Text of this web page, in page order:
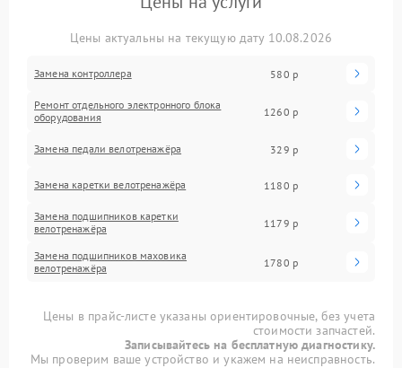
Цены актуальны на текущую дату 10.08.2026
Замена контроллера 580 р
Ремонт отдельного электронного блока
оборудования
1260 р
Замена педали велотренажёра 329 р
Замена каретки велотренажёра 1180 р
Замена подшипников каретки
велотренажёра
1179 р
Замена подшипников маховика
велотренажёра
1780 р
Цены в прайс-листе указаны ориентировочные, без учета
стоимости запчастей.
Записывайтесь на бесплатную диагностику.
Мы проверим ваше устройство и укажем на неисправность.